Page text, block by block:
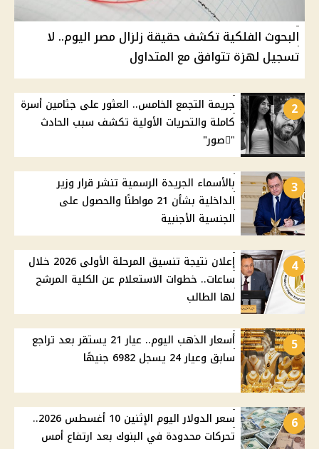
البحوث الفلكية تكشف حقيقة زلزال مصر اليوم.. لا
تسجيل لهزة تتوافق مع المتداول
2
جريمة التجمع الخامس.. العثور على جثامين أسرة
كاملة والتحريات الأولية تكشف سبب الحادث
"ًصور"
3
بالأسماء الجريدة الرسمية تنشر قرار وزير
الداخلية بشأن 21 مواطنًا والحصول على
الجنسية الأجنبية
4
إعلان نتيجة تنسيق المرحلة الأولى 2026 خلال
ساعات.. خطوات الاستعلام عن الكلية المرشح
لها الطالب
5
أسعار الذهب اليوم.. عيار 21 يستقر بعد تراجع
سابق وعيار 24 يسجل 6982 جنيهًا
6
سعر الدولار اليوم الإثنين 10 أغسطس 2026..
تحركات محدودة في البنوك بعد ارتفاع أمس